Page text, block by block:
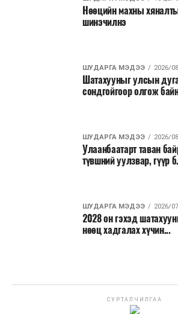
Нөөцийн махны
шинэчилнэ
ШУДАРГА МЭДЭЭ 2026/
Шатахууныг улсын
сондгойгоор олгож
ШУДАРГА МЭДЭЭ 2026/
Улаанбаатарт таван
түвшний уулзвар, гүүр
ШУДАРГА МЭДЭЭ 2026/
2028 он гэхэд
нөөц хадгалах хүчин...
СУРТАЛЧИЛГАА